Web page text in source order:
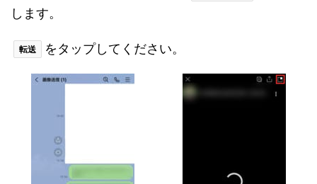
します。
転送 をタップしてください。